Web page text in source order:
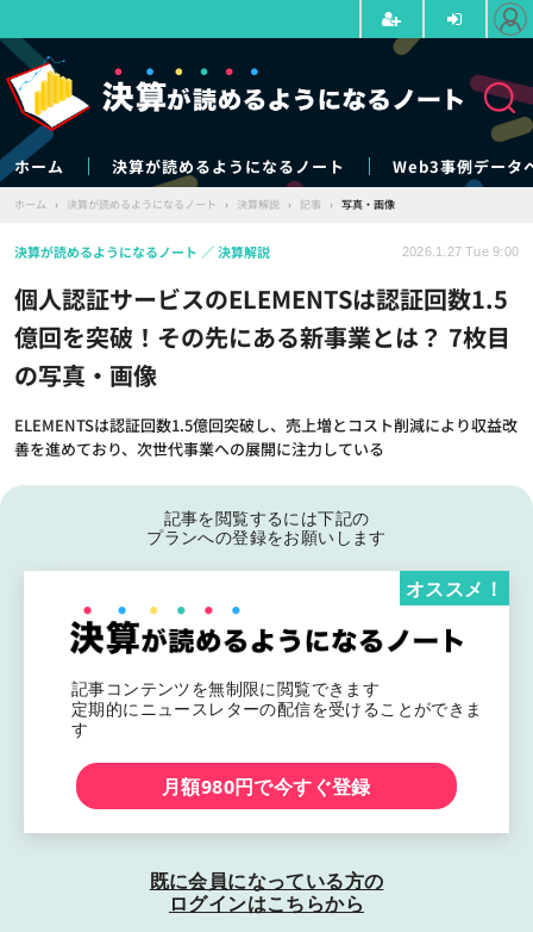
ホーム 決算が読めるようになるノート Web3事例データ
ホーム › 決算が読めるようになるノート › 決算解説 › 記事 › 写真・画像
個人認証サービスのELEMENTSは認証回数1.5
億回を突破！その先にある新事業とは？ 7枚目
の写真・画像
ELEMENTSは認証回数1.5億回突破し、売上増とコスト削減により収益改
善を進めており、次世代事業への展開に注力している
決算が読めるようになるノート 決算解説 2026.1.27 Tue 9:00
記事を閲覧するには下記の
プランへの登録をお願いします
記事コンテンツを無制限に閲覧できます
定期的にニュースレターの配信を受けることができま
す
オススメ！
月額980円で今すぐ登録
既に会員になっている方の
ログインはこちらから